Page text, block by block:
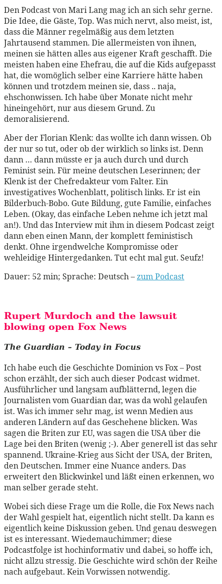
Den Podcast von Mari Lang mag ich an sich sehr gerne.
Die Idee, die Gäste, Top. Was mich nervt, also meist, ist,
dass die Männer regelmäßig aus dem letzten
Jahrtausend stammen. Die allermeisten von ihnen,
meinen sie hätten alles aus eigener Kraft geschafft. Die
meisten haben eine Ehefrau, die auf die Kids aufgepasst
hat, die womöglich selber eine Karriere hätte haben
können und trotzdem meinen sie, dass .. naja,
ehschonwissen. Ich habe über Monate nicht mehr
hineingehört, nur aus diesem Grund. Zu
demoralisierend.
Aber der Florian Klenk: das wollte ich dann wissen. Ob
der nur so tut, oder ob der wirklich so links ist. Denn
dann … dann müsste er ja auch durch und durch
Feminist sein. Für meine deutschen Leserinnen; der
Klenk ist der Chefredakteur vom Falter. Ein
investigatives Wochenblatt, politisch links. Er ist ein
Bilderbuch-Bobo. Gute Bildung, gute Familie, einfaches
Leben. (Okay, das einfache Leben nehme ich jetzt mal
an!). Und das Interview mit ihm in diesem Podcast zeigt
dann eben einen Mann, der komplett feministisch
denkt. Ohne irgendwelche Kompromisse oder
wehleidige Hintergedanken. Tut echt mal gut. Seufz!
Dauer: 52 min; Sprache: Deutsch –zum Podcast
Rupert Murdoch and the lawsuit
blowing open Fox News
The Guardian – Today in Focus
Ich habe euch die Geschichte Dominion vs Fox – Post
schon erzählt, der sich auch dieser Podcast widmet.
Ausführlicher und langsam aufblätternd, legen die
Journalisten vom Guardian dar, was da wohl gelaufen
ist. Was ich immer sehr mag, ist wenn Medien aus
anderen Ländern auf das Geschehene blicken. Was
sagen die Briten zur EU, was sagen die USA über die
Lage bei den Briten (wenig ;-). Aber generell ist das sehr
spannend. Ukraine-Krieg aus Sicht der USA, der Briten,
den Deutschen. Immer eine Nuance anders. Das
erweitert den Blickwinkel und läßt einen erkennen, wo
man selber gerade steht.
Wobei sich diese Frage um die Rolle, die Fox News nach
der Wahl gespielt hat, eigentlich nicht stellt. Da kann es
eigentlich keine Diskussion geben. Und genau deswegen
ist es interessant. Wiedemauchimmer; diese
Podcastfolge ist hochinformativ und dabei, so hoffe ich,
nicht allzu stressig. Die Geschichte wird schön der Reihe
nach aufgebaut. Kein Vorwissen notwendig.